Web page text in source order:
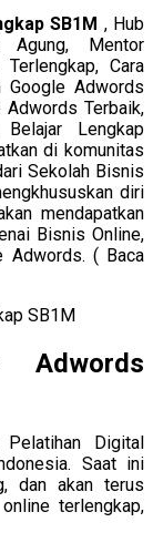
SB1M , Hub
Mentor
Cara
Google Adwords
Adwords Terbaik,
Lengkap
di komunitas
Sekolah Bisnis
diri
mendapatkan
Bisnis Online,
Adwords. ( Baca
Adwords
Digital
Saat ini
dan akan terus
terlengkap,